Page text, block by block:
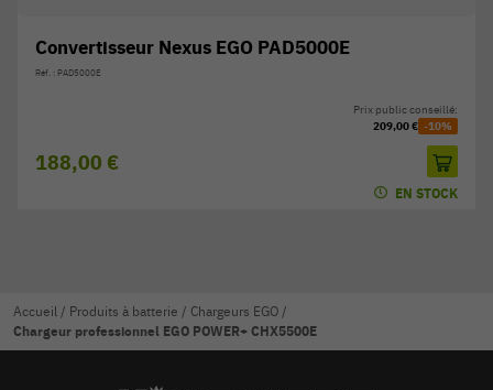
Convertisseur Nexus EGO PAD5000E
Réf. : PAD5000E
188,00 €
Prix public conseillé:
209,00 € -10%
EN STOCK
Accueil / Produits à batterie / Chargeurs EGO /
Chargeur professionnel EGO POWER+ CHX5500E